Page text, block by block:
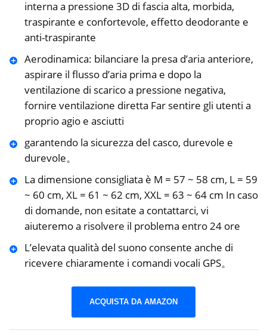
interna a pressione 3D di fascia alta, morbida,
traspirante e confortevole, effetto deodorante e
anti-traspirante
Aerodinamica: bilanciare la presa d’aria anteriore,
aspirare il flusso d’aria prima e dopo la
ventilazione di scarico a pressione negativa,
fornire ventilazione diretta Far sentire gli utenti a
proprio agio e asciutti
garantendo la sicurezza del casco, durevole e
durevole。
La dimensione consigliata è M = 57 ~ 58 cm, L = 59
~ 60 cm, XL = 61 ~ 62 cm, XXL = 63 ~ 64 cm In caso
di domande, non esitate a contattarci, vi
aiuteremo a risolvere il problema entro 24 ore
L’elevata qualità del suono consente anche di
ricevere chiaramente i comandi vocali GPS。
ACQUISTA DA AMAZON